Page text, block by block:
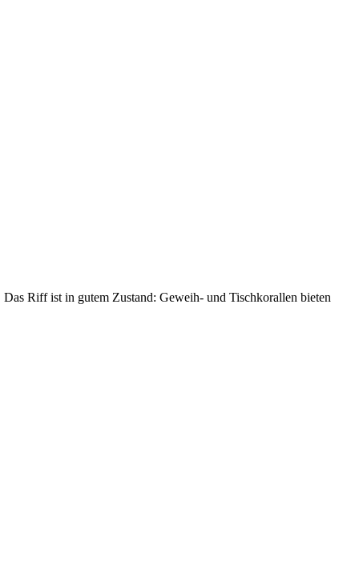
Riff ist in gutem Zustand: Geweih- und Tischkorallen bieten